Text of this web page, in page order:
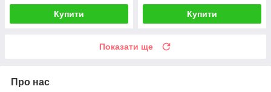
Купити Купити
Показати ще
Про нас